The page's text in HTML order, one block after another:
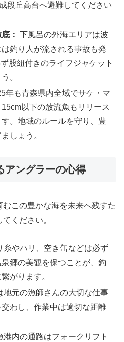
段丘高台へ避難してください
： 下風呂の外海エリアは波
釣り人が流される事故も発
股紐付きのライフジャケット
。
年も青森県内全域でサケ・マ
以下の放流魚もリリース
。地域のルールを守り、豊
しょう。
アングラーの心得
この豊かな海を未来へ残すた
ください。
糸やハリ、空き缶などは必ず
郷の美観を保つことが、釣
がります。
地元の漁師さんの大切な仕事
わし、作業中は適切な距離
港内の通路はフォークリフト